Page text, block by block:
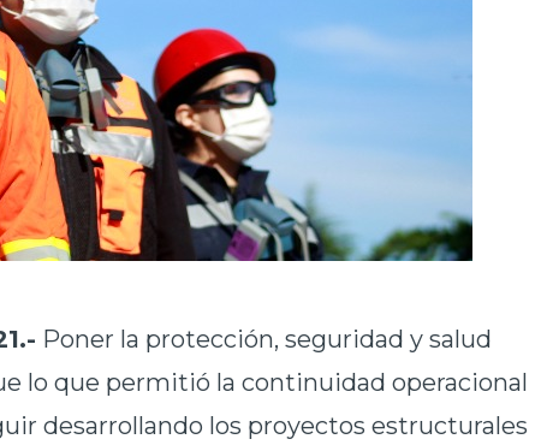
Poner la protección, seguridad y salud
lo que permitió la continuidad operacional
desarrollando los proyectos estructurales